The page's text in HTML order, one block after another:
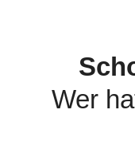
Wer